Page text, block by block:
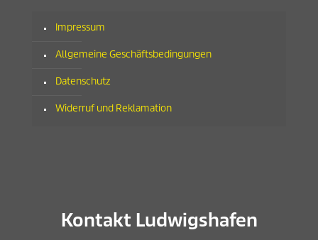
Impressum
Allgemeine Geschäftsbedingungen
Datenschutz
Widerruf und Reklamation
Kontakt Ludwigshafen